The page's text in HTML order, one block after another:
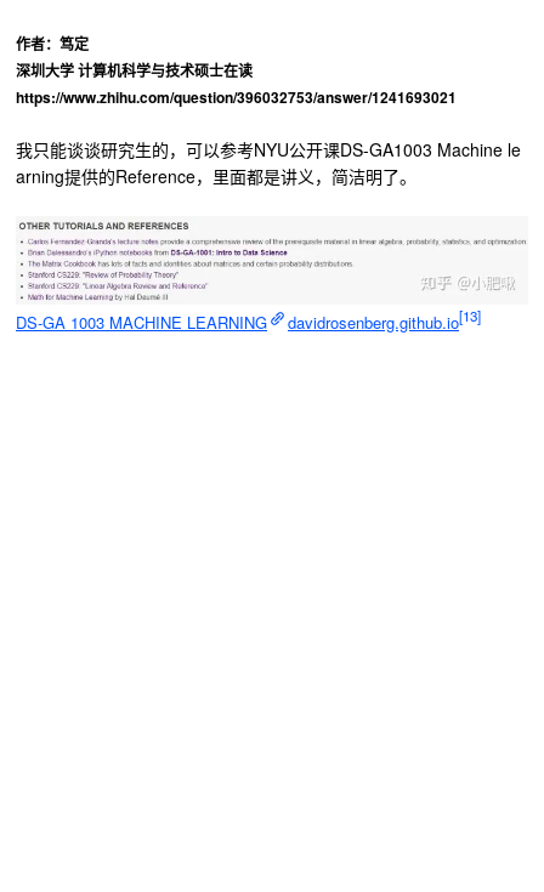
作者：笃定
深圳大学 计算机科学与技术硕士在读
https://www.zhihu.com/question/396032753/answer/1241693021
我只能谈谈研究生的，可以参考NYU公开课DS-GA1003 Machine le
arning提供的Reference，里面都是讲义，简洁明了。
DS-GA 1003 MACHINE LEARNING davidrosenberg.github.io[13]